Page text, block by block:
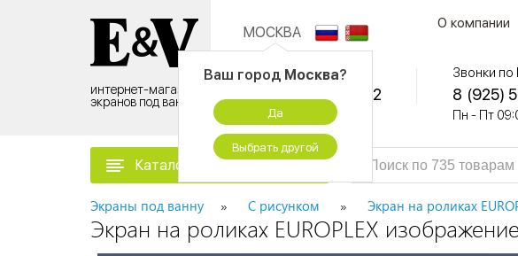
интернет-магазин
экранов под ванну
МОСКВА
Ваш город Москва?
Да
Выбрать другой
О компании
Контактный центр:
8 (495) 500-96-52
временно не работаем
Звонки по
8 (925)
Пн - Пт
Каталог товаров
Экраны под ванну С рисунком Экран на роликах
Экран на роликах EUROPLEX